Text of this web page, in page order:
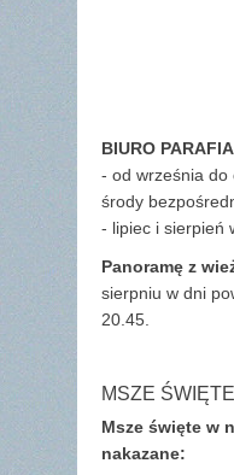
BIURO
- od września do
środy
- lipiec i sierpień
Panoramę z
sierpniu w dni
20.45.
MSZE
Msze święte w
nakazane: